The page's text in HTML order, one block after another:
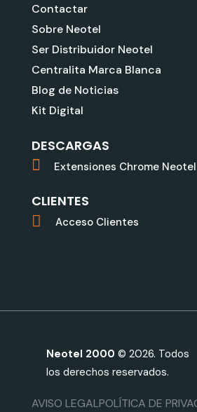
Contactar
Sobre Neotel
Ser Distribuidor Neotel
Centralita Marca Blanca
Blog de Noticias
Kit Digital
DESCARGAS
Extensiones Chrome Neotel
CLIENTES
Acceso Clientes
Neotel 2000 © 2026. Todos
los derechos reservados.
AVISO LEGALPOLÍTICA DE